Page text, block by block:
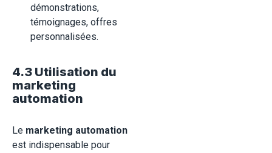
démonstrations,
témoignages, offres
personnalisées.
4.3 Utilisation du
marketing
automation
Le marketing automation
est indispensable pour